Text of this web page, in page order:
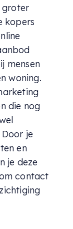
groter
kopers
mensen
woning.
die nog
je
en
je deze
contact